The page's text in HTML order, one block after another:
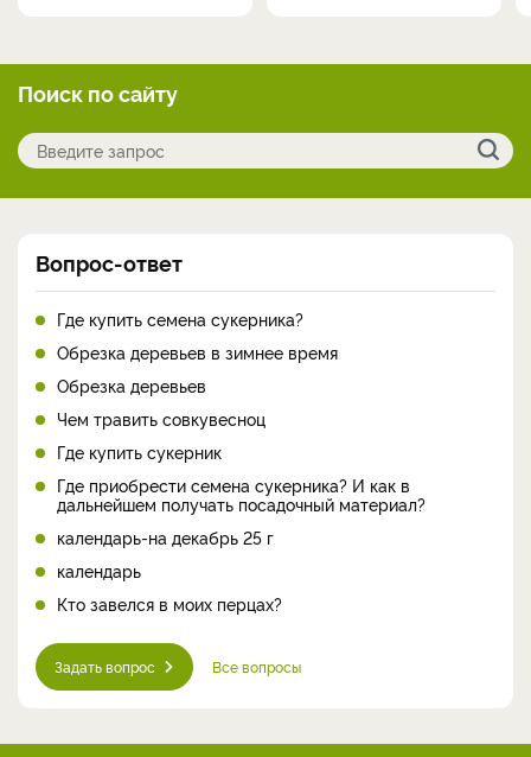
Поиск по сайту
Вопрос-ответ
Где купить семена сукерника?
Обрезка деревьев в зимнее время
Обрезка деревьев
Чем травить совкувесноц
Где купить сукерник
Где приобрести семена сукерника? И как в
дальнейшем получать посадочный материал?
календарь-на декабрь 25 г
календарь
Кто завелся в моих перцах?
Задать вопрос Все вопросы